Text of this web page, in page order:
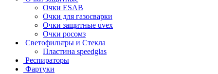
Очки ESAB
Очки для газосварки
Очки защитные uvex
Очки росомз
Светофильтры и Стекла
Пластина speedglas
Респираторы
Фартуки